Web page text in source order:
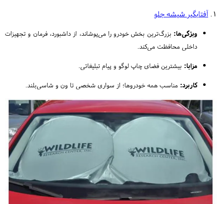
۱. آفتابگیر شیشه جلو
ویژگی‌ها: بزرگ‌ترین بخش خودرو را می‌پوشاند، از داشبورد، فرمان و تجهیزات
داخلی محافظت می‌کند.
مزایا: بیشترین فضای چاپ لوگو و پیام تبلیغاتی.
کاربرد: مناسب همه خودروها؛ از سواری شخصی تا ون و شاسی‌بلند.